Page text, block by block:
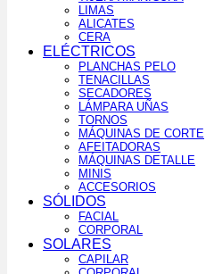
LIMAS
ALICATES
CERA
ELÉCTRICOS
PLANCHAS PELO
TENACILLAS
SECADORES
LÁMPARA UÑAS
TORNOS
MÁQUINAS DE CORTE
AFEITADORAS
MÁQUINAS DETALLE
MINIS
ACCESORIOS
SÓLIDOS
FACIAL
CORPORAL
SOLARES
CAPILAR